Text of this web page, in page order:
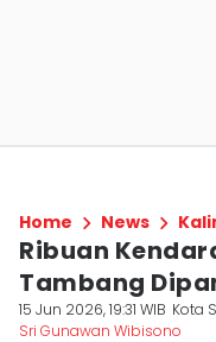
Home News
Ribuan
Tambang
15 Jun 2026, 19:31 WIB Kota
Sri Gunawan Wibisono